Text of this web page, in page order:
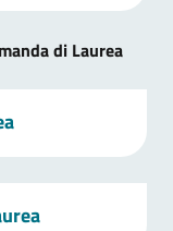
di Laurea